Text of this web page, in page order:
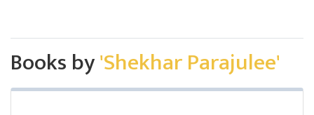
Books by'Shekhar Parajulee'